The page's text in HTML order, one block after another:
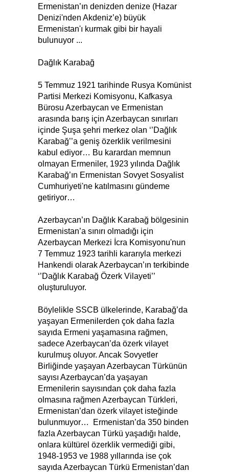
Ermenistan’ın denizden denize (Hazar
Denizi'nden Akdeniz’e) büyük
Ermenistan'ı kurmak gibi bir hayali
bulunuyor ...
Dağlık Karabağ
5 Temmuz 1921 tarihinde Rusya Komünist
Partisi Merkezi Komisyonu, Kafkasya
Bürosu Azerbaycan ve Ermenistan
arasında barış için Azerbaycan sınırları
içinde Şuşa şehri merkez olan ‘’Dağlık
Karabağ’’a geniş özerklik verilmesini
kabul ediyor… Bu karardan memnun
olmayan Ermeniler, 1923 yılında Dağlık
Karabağ’ın Ermenistan Sovyet Sosyalist
Cumhuriyeti'ne katılmasını gündeme
getiriyor…
Azerbaycan’ın Dağlık Karabağ bölgesinin
Ermenistan’a sınırı olmadığı için
Azerbaycan Merkezi İcra Komisyonu'nun
7 Temmuz 1923 tarihli kararıyla merkezi
Hankendi olarak Azerbaycan’ın terkibinde
‘’Dağlık Karabağ Özerk Vilayeti’’
oluşturuluyor.
Böylelikle SSCB ülkelerinde, Karabağ’da
yaşayan Ermenilerden çok daha fazla
sayıda Ermeni yaşamasına rağmen,
sadece Azerbaycan’da özerk vilayet
kurulmuş oluyor. Ancak Sovyetler
Birliğinde yaşayan Azerbaycan Türkünün
sayısı Azerbaycan’da yaşayan
Ermenilerin sayısından çok daha fazla
olmasına rağmen Azerbaycan Türkleri,
Ermenistan’dan özerk vilayet isteğinde
bulunmuyor… Ermenistan’da 350 binden
fazla Azerbaycan Türkü yaşadığı halde,
onlara kültürel özerklik vermediği gibi,
1948-1953 ve 1988 yıllarında ise çok
sayıda Azerbaycan Türkü Ermenistan’dan